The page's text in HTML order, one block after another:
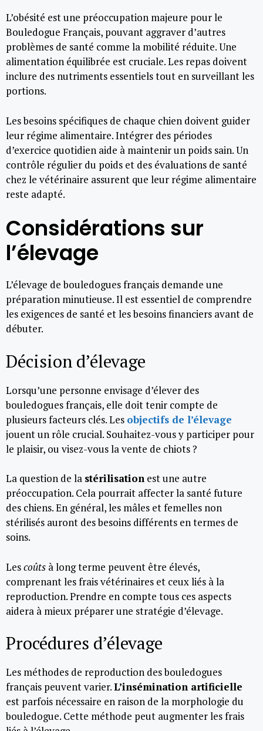
L’obésité est une préoccupation majeure pour le
Bouledogue Français, pouvant aggraver d’autres
problèmes de santé comme la mobilité réduite. Une
alimentation équilibrée est cruciale. Les repas doivent
inclure des nutriments essentiels tout en surveillant les
portions.
Les besoins spécifiques de chaque chien doivent guider
leur régime alimentaire. Intégrer des périodes
d’exercice quotidien aide à maintenir un poids sain. Un
contrôle régulier du poids et des évaluations de santé
chez le vétérinaire assurent que leur régime alimentaire
reste adapté.
Considérations sur
l’élevage
L’élevage de bouledogues français demande une
préparation minutieuse. Il est essentiel de comprendre
les exigences de santé et les besoins financiers avant de
débuter.
Décision d’élevage
Lorsqu’une personne envisage d’élever des
bouledogues français, elle doit tenir compte de
plusieurs facteurs clés. Les objectifs de l’élevage
jouent un rôle crucial. Souhaitez-vous y participer pour
le plaisir, ou visez-vous la vente de chiots ?
La question de la stérilisation est une autre
préoccupation. Cela pourrait affecter la santé future
des chiens. En général, les mâles et femelles non
stérilisés auront des besoins différents en termes de
soins.
Lescoûts à long terme peuvent être élevés,
comprenant les frais vétérinaires et ceux liés à la
reproduction. Prendre en compte tous ces aspects
aidera à mieux préparer une stratégie d’élevage.
Procédures d’élevage
Les méthodes de reproduction des bouledogues
français peuvent varier.L’insémination artificielle
est parfois nécessaire en raison de la morphologie du
bouledogue. Cette méthode peut augmenter les frais